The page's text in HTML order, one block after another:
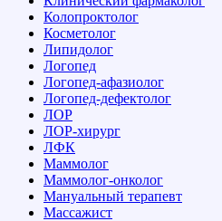
Колопроктолог
Косметолог
Липидолог
Логопед
Логопед-афазиолог
Логопед-дефектолог
ЛОР
ЛОР-хирург
ЛФК
Маммолог
Маммолог-онколог
Мануальный терапевт
Массажист